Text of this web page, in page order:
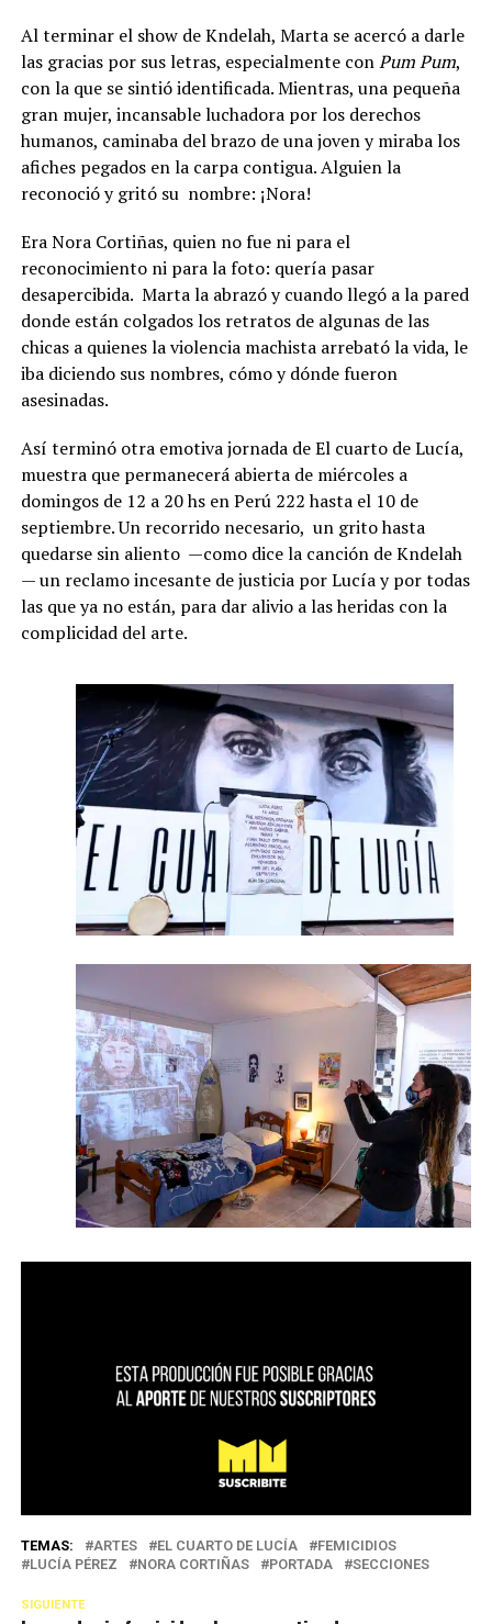
Al terminar el show de Kndelah, Marta se acercó a darle
las gracias por sus letras, especialmente conPum Pum,
con la que se sintió identificada. Mientras, una pequeña
gran mujer, incansable luchadora por los derechos
humanos, caminaba del brazo de una joven y miraba los
afiches pegados en la carpa contigua. Alguien la
reconoció y gritó su nombre: ¡Nora!
Era Nora Cortiñas, quien no fue ni para el
reconocimiento ni para la foto: quería pasar
desapercibida. Marta la abrazó y cuando llegó a la pared
donde están colgados los retratos de algunas de las
chicas a quienes la violencia machista arrebató la vida, le
iba diciendo sus nombres, cómo y dónde fueron
asesinadas.
Así terminó otra emotiva jornada de El cuarto de Lucía,
muestra que permanecerá abierta de miércoles a
domingos de 12 a 20 hs en Perú 222 hasta el 10 de
septiembre. Un recorrido necesario, un grito hasta
quedarse sin aliento —como dice la canción de Kndelah
— un reclamo incesante de justicia por Lucía y por todas
las que ya no están, para dar alivio a las heridas con la
complicidad del arte.
TEMAS: ARTES EL CUARTO DE LUCÍA
FEMICIDIOS
LUCÍA PÉREZ
NORA CORTIÑAS PORTADA SECCIONES
SIGUIENTE